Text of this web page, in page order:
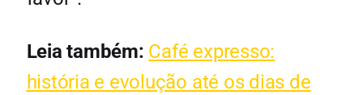
Leia também: Café expresso:
história e evolução até os dias de